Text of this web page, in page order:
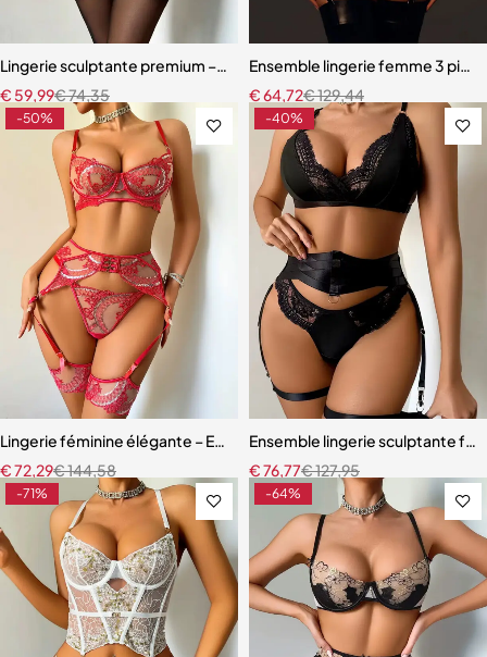
Lingerie sculptante premium – Ensemble cinq pièces en maille ultra-
€74,35
€ 59,99
Ensemble lingerie femme 3
€129,44
€64,72
-50%
Lingerie féminine élégante – Ensemble avec porte-jarretelles et
€144,58
€72,29
-40%
Ensemble lingerie sculptante
€127,95
€76,77
-71% -64%